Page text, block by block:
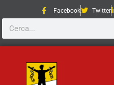
Facebook Twitter